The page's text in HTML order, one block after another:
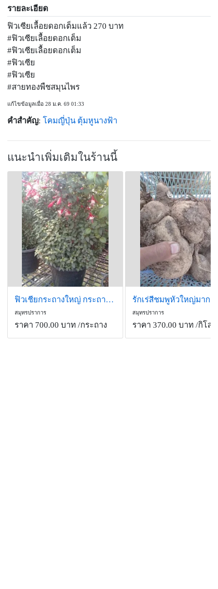
รายละเอียด
ฟิวเซียเลื้อยดอกเต็มแล้ว 270 บาท
#ฟิวเซียเลื้อยดอกเต็ม
#ฟิวเซียเลื้อยดอกเต็ม
#ฟิวเซีย
#ฟิวเซีย
#สายทองพืชสมุนไพร
แก้ไขข้อมูลเมื่อ 28 ม.ค. 69 01:33
คำสำคัญ: โคมญี่ปุ่น ตุ้มหูนางฟ้า
แนะนำเพิ่มเติมในร้านนี้
ฟิวเชียกระถางใหญ่ กระถางละ 700 รวมส่งเคอรี่ค่า
สมุทรปราการ
ราคา 700.00 บาท /กระถาง
สมุทรปราการ
ราคา 370.00 บาท /กิโล